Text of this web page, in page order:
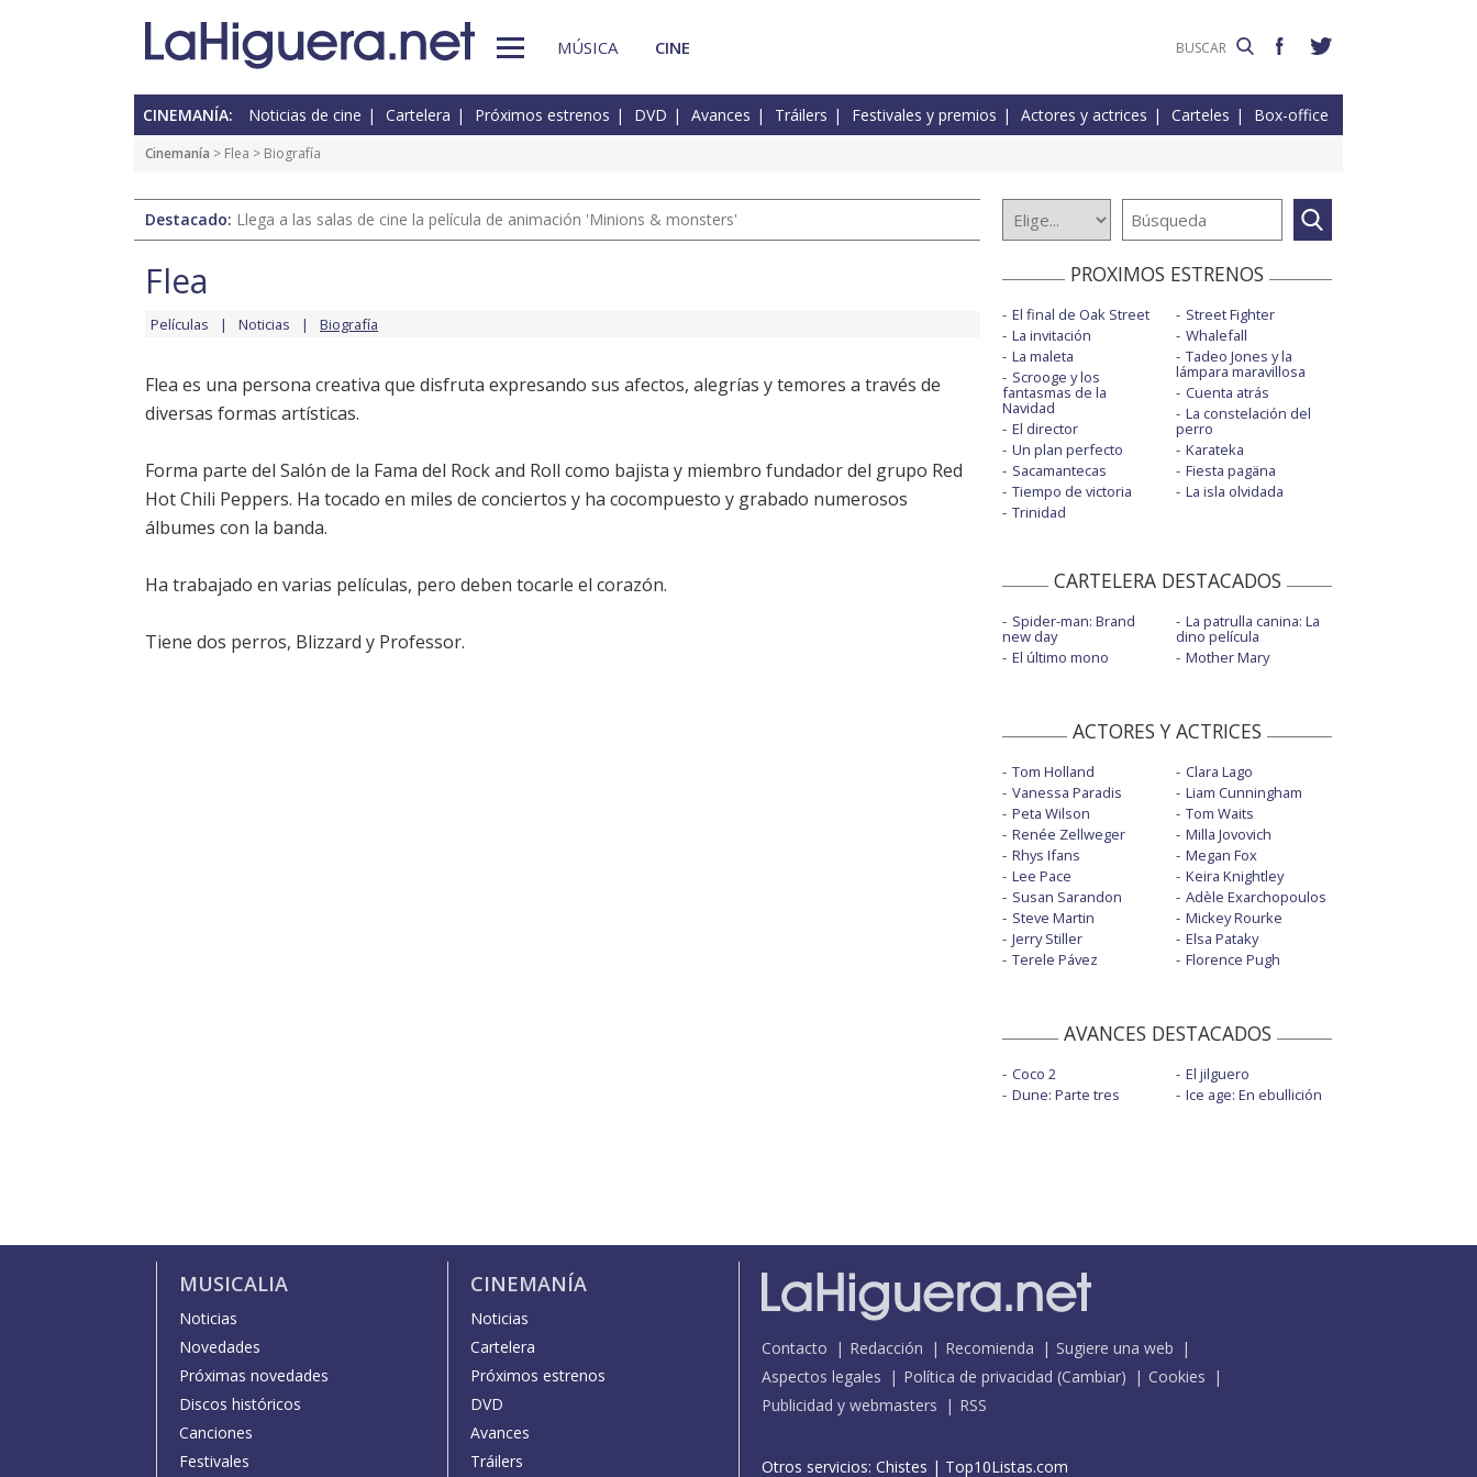
MÚSICA CINE
CINEMANÍA: Noticias de cine Cartelera Próximos estrenos DVD Avances Tráilers Festivales y premios Actores y actrices Carteles Box-office
Cinemanía > Flea > Biografía
Destacado: Llega a las salas de cine la película de animación 'Minions & monsters'
Flea
Películas Noticias Biografía
Flea es una persona creativa que disfruta expresando sus afectos, alegrías y temores a través de
diversas formas artísticas.
Forma parte del Salón de la Fama del Rock and Roll como bajista y miembro fundador del grupo Red
Hot Chili Peppers. Ha tocado en miles de conciertos y ha cocompuesto y grabado numerosos
álbumes con la banda.
Ha trabajado en varias películas, pero deben tocarle el corazón.
Tiene dos perros, Blizzard y Professor.
PROXIMOS ESTRENOS
El final de Oak Street
La invitación
La maleta
Scrooge y los
fantasmas de la
Navidad
El director
Un plan perfecto
Sacamantecas
Tiempo de victoria
Trinidad
Street Fighter
Whalefall
Tadeo Jones y la
lámpara maravillosa
Cuenta atrás
La constelación del
perro
Karateka
Fiesta pagäna
La isla olvidada
CARTELERA DESTACADOS
Spider-man: Brand
new day
El último mono
La patrulla canina: La
dino película
Mother Mary
ACTORES Y ACTRICES
Tom Holland
Vanessa Paradis
Peta Wilson
Renée Zellweger
Rhys Ifans
Lee Pace
Susan Sarandon
Steve Martin
Jerry Stiller
Terele Pávez
Clara Lago
Liam Cunningham
Tom Waits
Milla Jovovich
Megan Fox
Keira Knightley
Adèle Exarchopoulos
Mickey Rourke
Elsa Pataky
Florence Pugh
AVANCES DESTACADOS
Coco 2
Dune: Parte tres
El jilguero
Ice age: En ebullición
MUSICALIA
Noticias
Novedades
Próximas novedades
Discos históricos
Canciones
Festivales
CINEMANÍA
Noticias
Cartelera
Próximos estrenos
DVD
Avances
Tráilers
Contacto Redacción Recomienda
Sugiere una web
Aspectos legales
Política de privacidad (Cambiar)
Cookies
Publicidad y webmasters
RSS
Otros servicios: Chistes | Top10Listas.com